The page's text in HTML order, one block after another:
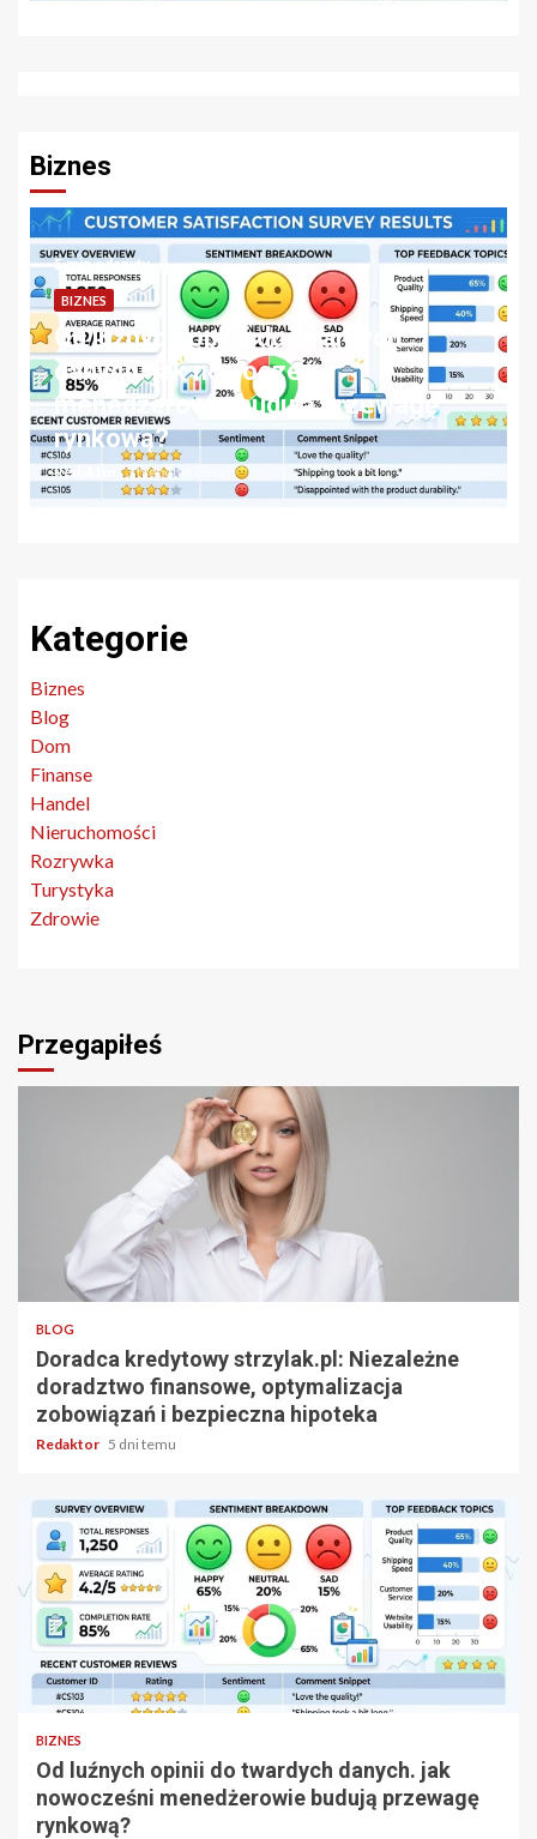
Biznes
5 min odczytu
BIZNES
Od luźnych opinii do twardych
danych. jak nowocześni
menedżerowie budują przewagę
rynkową?
Redaktor 3 tygodnie temu
Kategorie
Biznes
Blog
Dom
Finanse
Handel
Nieruchomości
Rozrywka
Turystyka
Zdrowie
Przegapiłeś
3 min odczytu
BLOG
Doradca kredytowy strzylak.pl: Niezależne
doradztwo finansowe, optymalizacja
zobowiązań i bezpieczna hipoteka
Redaktor 5 dni temu
5 min odczytu
BIZNES
Od luźnych opinii do twardych danych. jak
nowocześni menedżerowie budują przewagę
rynkową?